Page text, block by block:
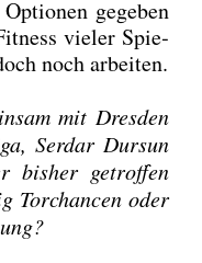
gege­ben
vie­ler Spie­
noch arbei­ten.
mit Dres­den
Ser­dar Dursun
bis­her getrof­fen
Tor­chan­cen oder